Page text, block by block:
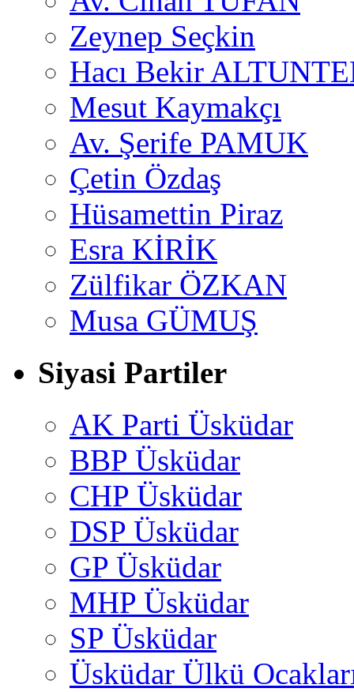
Zeynep Seçkin
Hacı Bekir
Mesut Kaymakçı
Av. Şerife PAMUK
Çetin Özdaş
Hüsamettin Piraz
Esra KİRİK
Zülfikar ÖZKAN
Musa GÜMUŞ
Siyasi Partiler
AK Parti Üsküdar
BBP Üsküdar
CHP Üsküdar
DSP Üsküdar
GP Üsküdar
MHP Üsküdar
SP Üsküdar
Üsküdar Ülkü